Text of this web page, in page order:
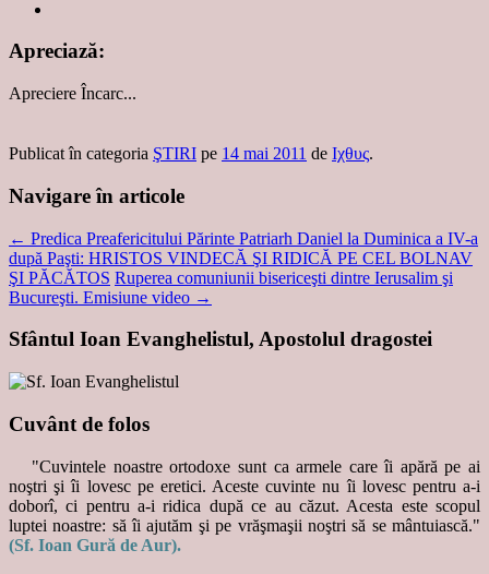
Apreciază:
Apreciere Încarc...
Publicat în categoria ŞTIRI pe 14 mai 2011 de Ιχθυς.
Navigare în articole
← Predica Preafericitului Părinte Patriarh Daniel la Duminica a IV-a
după Paşti: HRISTOS VINDECĂ ŞI RIDICĂ PE CEL BOLNAV
ŞI PĂCĂTOS Ruperea comuniunii bisericeşti dintre Ierusalim şi
Bucureşti. Emisiune video →
Sfântul Ioan Evanghelistul, Apostolul dragostei
Cuvânt de folos
"Cuvintele noastre ortodoxe sunt ca armele care îi apără pe ai
noştri şi îi lovesc pe eretici. Aceste cuvinte nu îi lovesc pentru a-i
doborî, ci pentru a-i ridica după ce au căzut. Acesta este scopul
luptei noastre: să îi ajutăm şi pe vrăşmaşii noştri să se mântuiască."
(Sf. Ioan Gură de Aur).